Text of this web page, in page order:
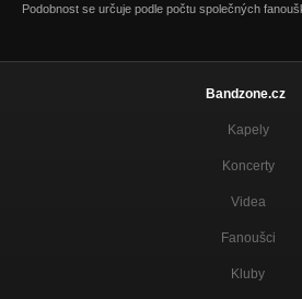
Podobnost se určuje podle počtu společných
Bandzone.cz
Kapely
Koncerty
Videa
Fanoušci
Kluby